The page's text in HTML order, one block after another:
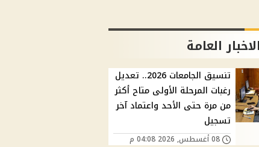
الاخبار العامة
تنسيق الجامعات 2026.. تعديل
رغبات المرحلة الأولى متاح أكثر
من مرة حتى الأحد واعتماد آخر
تسجيل
08 أغسطس, 2026 04:08 م